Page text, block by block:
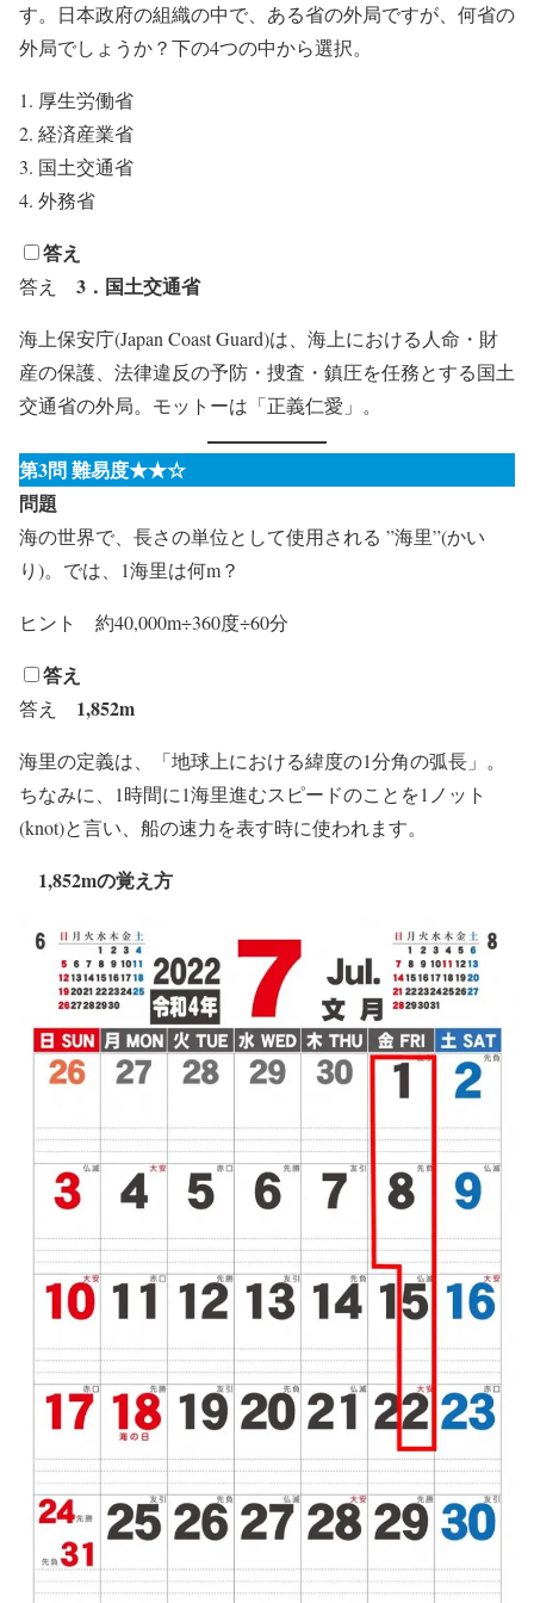
す。日本政府の組織の中で、ある省の外局ですが、何省の
外局でしょうか？下の4つの中から選択。
厚生労働省
経済産業省
国土交通省
外務省
答え
答え 3．国土交通省
海上保安庁(Japan Coast Guard)は、海上における人命・財
産の保護、法律違反の予防・捜査・鎮圧を任務とする国土
交通省の外局。モットーは「正義仁愛」。
第3問 難易度★★☆
問題
海の世界で、長さの単位として使用される ”海里”(かい
り)。では、1海里は何m？
ヒント 約40,000m÷360度÷60分
答え
答え 1,852m
海里の定義は、「地球上における緯度の1分角の弧長」。
ちなみに、1時間に1海里進むスピードのことを1ノット
(knot)と言い、船の速力を表す時に使われます。
1,852mの覚え方